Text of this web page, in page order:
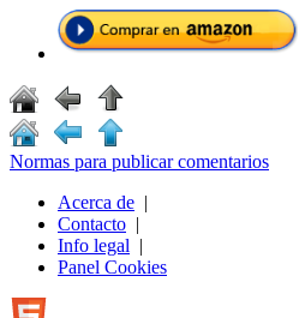
Normas para publicar comentarios
Acerca de |
Contacto |
Info legal |
Panel Cookies